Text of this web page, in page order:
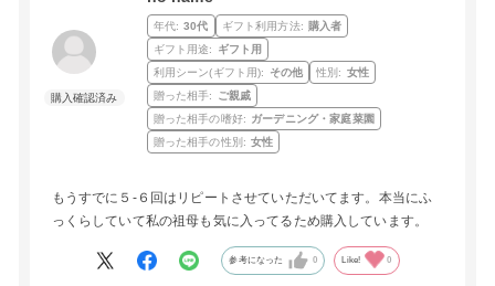
年代: 30代 ギフト利用方法: 購入者
ギフト用途:
ギフト用
利用シーン(ギフト用):
その他 性別: 女性
贈った相手:
ご親戚
贈った相手の嗜好: ガーデニング・家庭菜園
贈った相手の性別: 女性
もうすでに５-６回はリピートさせていただいてます。本当にふ
っくらしていて私の祖母も気に入ってるため購入しています。
参考になった 0 Like! 0